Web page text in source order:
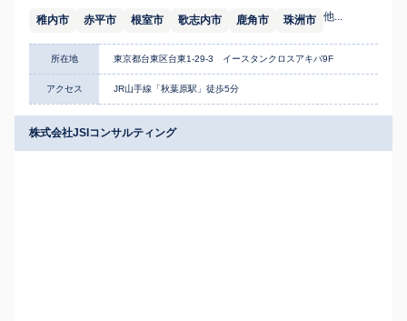
稚内市 赤平市 根室市 歌志内市 鹿角市 珠洲市 他...
所在地 東京都台東区台東1-29-3 イースタンクロスアキバ9F
アクセス JR山手線「秋葉原駅」徒歩5分
株式会社JSIコンサルティング